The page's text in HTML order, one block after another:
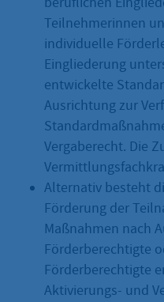
Teilnehmerinnen
individuelle
Eingliederung
entwickelte
Ausrichtung zur
Vergaberecht. Die
Alternativ besteht
Förderung der
Maßnahmen nach
Förderberechtigte
Förderberechtigte
Aktivierungs- und